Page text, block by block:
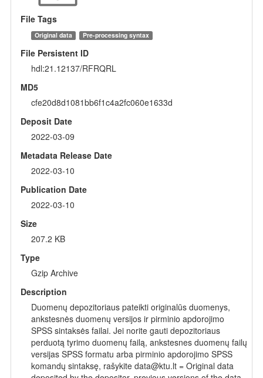
File Tags
Original data Pre-processing syntax
File Persistent ID
hdl:21.12137/RFRQRL
MD5
cfe20d8d1081bb6f1c4a2fc060e1633d
Deposit Date
2022-03-09
Metadata Release Date
2022-03-10
Publication Date
2022-03-10
Size
207.2 KB
Type
Gzip Archive
Description
Duomenų depozitoriaus pateikti originalūs duomenys,
ankstesnės duomenų versijos ir pirminio apdorojimo
SPSS sintaksės failai. Jei norite gauti depozitoriaus
perduotą tyrimo duomenų failą, ankstesnes duomenų failų
versijas SPSS formatu arba pirminio apdorojimo SPSS
komandų sintaksę, rašykite data@ktu.lt = Original data